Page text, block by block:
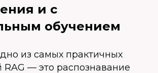
и с
обучением
из самых практичных
— это распознавание